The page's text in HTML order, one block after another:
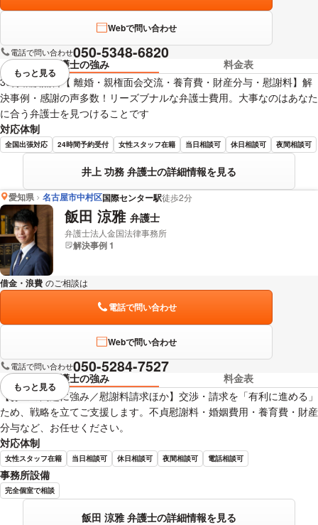
Webで問い合わせ
電話で問い合わせ050-5348-6820
弁護士の強み
料金表
30分相談無料【 離婚・親権面会交流・養育費・財産分与・慰謝料】解
決事例・感謝の声多数！リーズブナルな弁護士費用。大事なのはあなた
に合う弁護士を見つけることです
対応体制
全国出張対応 24時間予約受付 女性スタッフ在籍 当日相談可 休日相談可 夜間相談可
井上 功務 弁護士の詳細情報を見る
視覚的に省略されている要素を
もっと見る
愛知県 名古屋市中村区国際センター駅徒歩2分
飯田 涼雅 弁護士
弁護士法人金国法律事務所
解決事例 1
借金・浪費 のご相談は
電話で問い合わせ
Webで問い合わせ
電話で問い合わせ050-5284-7527
弁護士の強み
料金表
【お金の問題に強み／慰謝料請求ほか】交渉・請求を「有利に進める」
ため、戦略を立てご支援します。不貞慰謝料・婚姻費用・養育費・財産
分与など、お任せください。
対応体制
女性スタッフ在籍 当日相談可 休日相談可 夜間相談可 電話相談可
事務所設備
完全個室で相談
飯田 涼雅 弁護士の詳細情報を見る
視覚的に省略されている要素を
もっと見る